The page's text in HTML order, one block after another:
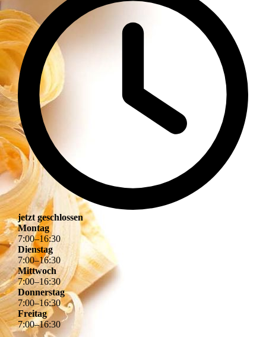
jetzt geschlossen
Montag
7:00–16:30
Dienstag
7:00–16:30
Mittwoch
7:00–16:30
Donnerstag
7:00–16:30
Freitag
7:00–16:30